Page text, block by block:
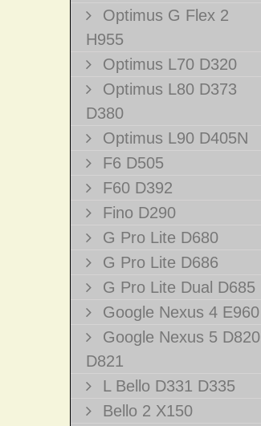
Optimus G Flex 2
H955
Optimus L70 D320
Optimus L80 D373
D380
Optimus L90 D405N
F6 D505
F60 D392
Fino D290
G Pro Lite D680
G Pro Lite D686
G Pro Lite Dual D685
Google Nexus 4 E960
Google Nexus 5 D820
D821
L Bello D331 D335
Bello 2 X150